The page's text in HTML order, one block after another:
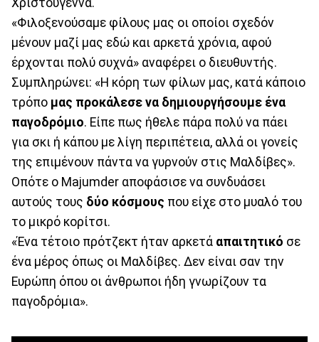
«Φιλοξενούσαμε φίλους μας οι οποίοι σχεδόν
μένουν μαζί μας εδώ και αρκετά χρόνια, αφού
έρχονται πολύ συχνά» αναφέρει ο διευθυντής.
Συμπληρώνει: «Η κόρη των φίλων μας, κατά κάποιο
τρόπο μας προκάλεσε να δημιουργήσουμε ένα
παγοδρόμιο. Είπε πως ήθελε πάρα πολύ να πάει
για σκι ή κάπου με λίγη περιπέτεια, αλλά οι γονείς
της επιμένουν πάντα να γυρνούν στις Μαλδίβες».
Οπότε ο Majumder αποφάσισε να συνδυάσει
αυτούς τους δύο κόσμους που είχε στο μυαλό του
το μικρό κορίτσι.
«Ένα τέτοιο πρότζεκτ ήταν αρκετά απαιτητικό σε
ένα μέρος όπως οι Μαλδίβες. Δεν είναι σαν την
Ευρώπη όπου οι άνθρωποι ήδη γνωρίζουν τα
παγοδρόμια».